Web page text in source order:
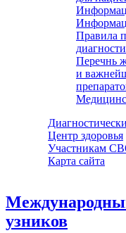
Правила
Перечнь
и
Центр здоровья
Участникам
Карта сайта
узников